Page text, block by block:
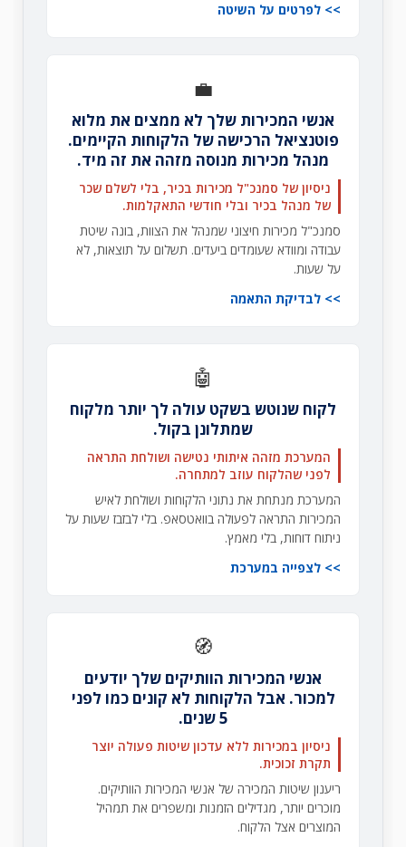
לפרטים על השיטה
💼
אנשי המכירות שלך לא ממצים את מלוא
פוטנציאל הרכישה של הלקוחות הקיימים.
מנהל מכירות מנוסה מזהה את זה מיד.
ניסיון של סמנכ"ל מכירות בכיר, בלי לשלם שכר
של מנהל בכיר ובלי חודשי התאקלמות.
סמנכ"ל מכירות חיצוני שמנהל את הצוות, בונה שיטת
עבודה ומוודא שעומדים ביעדים. תשלום על תוצאות, לא
על שעות.
לבדיקת התאמה
🤖
לקוח שנוטש בשקט עולה לך יותר מלקוח
שמתלונן בקול.
המערכת מזהה איתותי נטישה ושולחת התראה
לפני שהלקוח עוזב למתחרה.
המערכת מנתחת את נתוני הלקוחות ושולחת לאיש
המכירות התראה לפעולה בוואטסאפ. בלי לבזבז שעות על
ניתוח דוחות, בלי מאמץ.
לצפייה במערכת
🧭
אנשי המכירות הוותיקים שלך יודעים
למכור. אבל הלקוחות לא קונים כמו לפני
5 שנים.
ניסיון במכירות ללא עדכון שיטות פעולה יוצר
תקרת זכוכית.
ריענון שיטות המכירה של אנשי המכירות הוותיקים.
מוכרים יותר, מגדילים הזמנות ומשפרים את תמהיל
המוצרים אצל הלקוח.